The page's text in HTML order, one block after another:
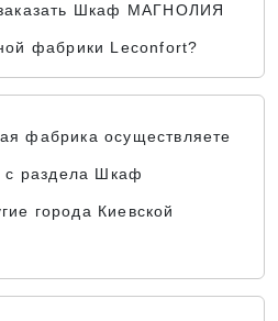
Шкаф МАГНОЛИЯ
фабрики Leconfort?
фабрика осуществляете
с раздела Шкаф
города Киевской